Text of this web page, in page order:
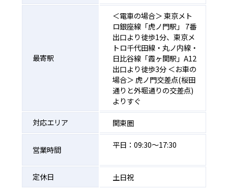
最寄駅
＜電車の場合＞ 東京メト
ロ銀座線「虎ノ門駅」 7番
出口より徒歩1分、東京メ
トロ千代田線・丸ノ内線・
日比谷線「霞ヶ関駅」A12
出口より徒歩3分 ＜お車の
場合＞ 虎ノ門交差点(桜田
通りと外堀通りの交差点)
よりすぐ
対応エリア
関東圏
営業時間 平日：09:30〜17:30
定休日 土日祝